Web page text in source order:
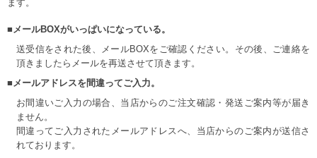
ます。
■メールBOXがいっぱいになっている。
送受信をされた後、メールBOXをご確認ください。その後、ご連絡を
頂きましたらメールを再送させて頂きます。
■メールアドレスを間違ってご入力。
お間違いご入力の場合、当店からのご注文確認・発送ご案内等が届き
ません。
間違ってご入力されたメールアドレスへ、当店からのご案内が送信さ
れております。